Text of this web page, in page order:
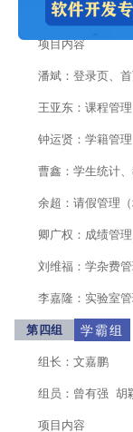
组员：钟运贤
项目内容
潘斌：登录页、
王亚东：课程管
钟运贤：学籍管
曹鑫：学生统计
余超：请假管理
卿广权：成绩管
刘维福：学杂费
李嘉隆：实验室
第四组 学霸组
组长：文嘉鹏
组员：曾有强
项目内容